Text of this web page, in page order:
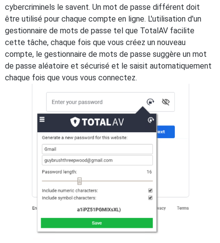
cybercriminels le savent. Un mot de passe différent doit
être utilisé pour chaque compte en ligne. L'utilisation d'un
gestionnaire de mots de passe tel que TotalAV facilite
cette tâche, chaque fois que vous créez un nouveau
compte, le gestionnaire de mots de passe suggère un mot
de passe aléatoire et sécurisé et le saisit automatiquement
chaque fois que vous vous connectez.